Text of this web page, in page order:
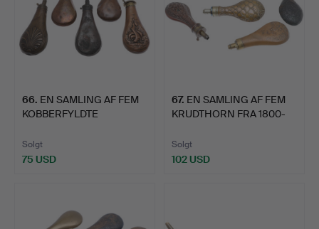
66. EN SAMLING AF FEM
KOBBERFYLDTE
Solgt
75 USD
67. EN SAMLING AF FEM
KRUDTHORN FRA 1800-
Solgt
102 USD